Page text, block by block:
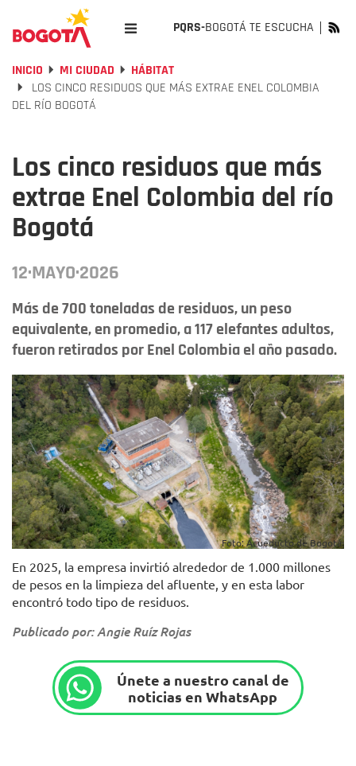
PQRS-BOGOTÁ TE ESCUCHA
INICIO MI CIUDAD
HÁBITAT
LOS CINCO RESIDUOS QUE MÁS EXTRAE ENEL COLOMBIA
DEL RÍO BOGOTÁ
Los cinco residuos que más
extrae Enel Colombia del río
Bogotá
12·MAYO·2026
Más de 700 toneladas de residuos, un peso
equivalente, en promedio, a 117 elefantes adultos,
fueron retirados por Enel Colombia el año pasado.
Foto: Acueducto de Bogotá.
En 2025, la empresa invirtió alrededor de 1.000 millones
de pesos en la limpieza del afluente, y en esta labor
encontró todo tipo de residuos.
Publicado por: Angie Ruíz Rojas
Únete a nuestro canal de
noticias en WhatsApp